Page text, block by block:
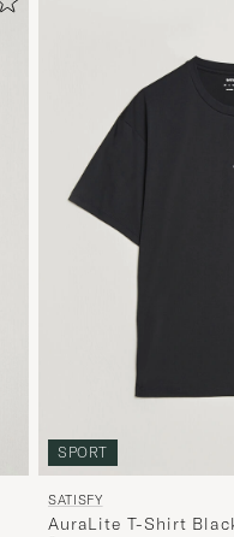
SPORT
SATISFY
AuraLite T-Shirt